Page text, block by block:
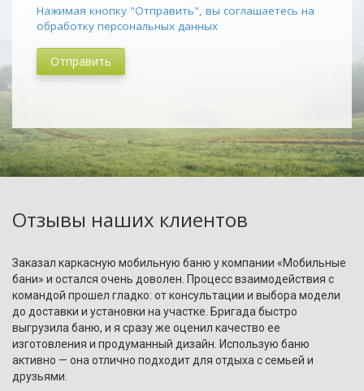
Нажимая кнопку "Отправить", вы соглашаетесь на
обработку персональных данных
Отправить
Отзывы наших клиентов
Заказал каркасную мобильную баню у компании «Мобильные
бани» и остался очень доволен. Процесс взаимодействия с
командой прошел гладко: от консультации и выбора модели
до доставки и установки на участке. Бригада быстро
выгрузила баню, и я сразу же оценил качество ее
изготовления и продуманный дизайн. Использую баню
активно — она отлично подходит для отдыха с семьей и
друзьями.